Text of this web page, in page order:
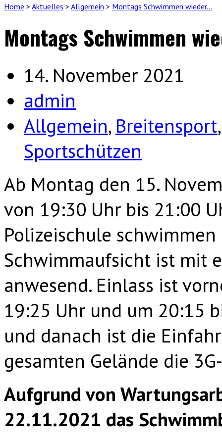
Home > Aktuelles > Allgemein > Montags Schwimmen wieder…
Montags Schwimmen
14. November 2021
admin
Allgemein, Breitensport
Sportschützen
Ab Montag den 15.
von 19:30 Uhr bis 21:00
Polizeischule
Schwimmaufsicht ist mit
anwesend. Einlass ist
19:25 Uhr und um 20:15
und danach ist die
gesamten Gelände die
Aufgrund von
22.11.2021 das